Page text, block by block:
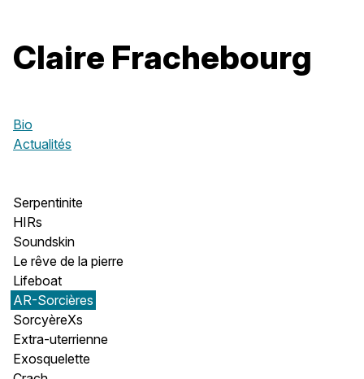
Claire Frachebourg
Bio
Actualités
Serpentinite
HIRs
Soundskin
Le rêve de la pierre
Lifeboat
AR-Sorcières
SorcyèreXs
Extra-uterrienne
Exosquelette